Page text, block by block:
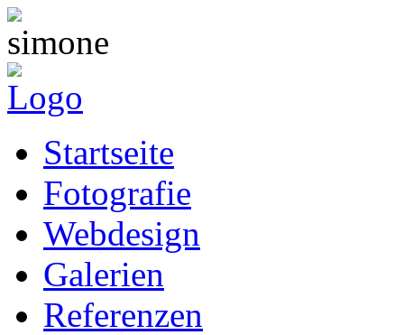
Startseite
Fotografie
Webdesign
Galerien
Referenzen